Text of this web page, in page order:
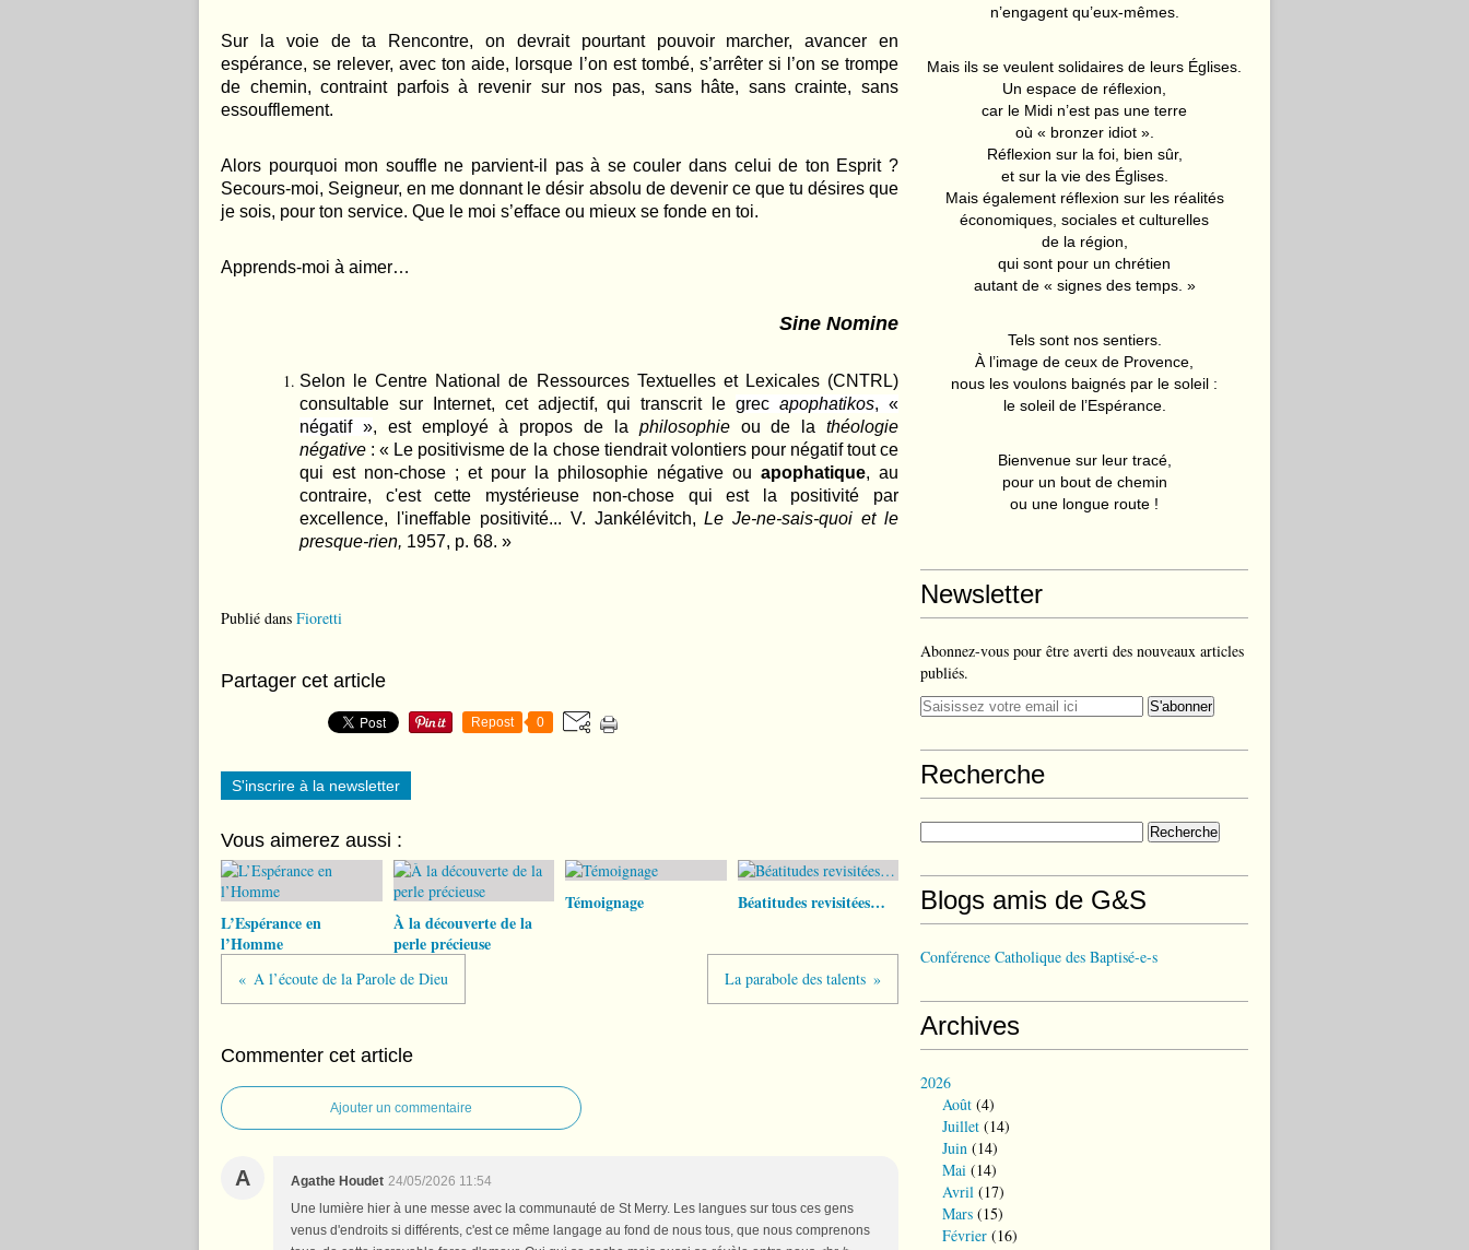
Sur la voie de ta Rencontre, on devrait pourtant pouvoir marcher, avancer en
espérance, se relever, avec ton aide, lorsque l’on est tombé, s’arrêter si l ’on se trompe
de chemin, contraint parfois à revenir sur nos pas, sans hâte, sans crainte, sans
essoufflement.
Alors pourquoi mon souffle ne parvient-il pas à se couler dans celui de ton Esprit ?
Secours-moi, Seigneur, en me donnant le désir absolu de devenir ce que tu désires que
je sois, pour ton service. Que le moi s’efface ou mieux se fonde en toi.
Apprends-moi à aimer…
Sine Nomine
Selon le Centre National de Ressources Textuelles et Lexicales (CNTRL)
consultable sur Internet, cet adjectif, qui transcrit legrecapophatikos, «
négatif », est employé à propos de la philosophieou de lathéologie
négative : « Le positivisme de la chose tiendrait volontiers pour négatif tout ce
qui est non-chose ; et pour la philosophie négative ou apophatique, au
contraire, c'est cette mystérieuse non-chose qui est la positivité par
excellence, l'ineffable positivité... V. Jankélévitch,Le Je-ne-sais-quoi et le
presque-rien, 1957, p. 68. »
Publié dans Fioretti
Partager cet article
Repost 0
S'inscrire à la newsletter
Vous aimerez aussi :
L’Espérance en
l’Homme
À la découverte de la
perle précieuse
Témoignage Béatitudes revisitées…
A l’écoute de la Parole de Dieu La parabole des talents
Commenter cet article
Ajouter un commentaire
A Agathe Houdet 24/05/2026 11:54
Une lumière hier à une messe avec la communauté de St Merry. Les langues sur tous ces gens
venus d'endroits si différents, c'est ce même langage au fond de nous tous, que nous comprenons
n’engagent qu’eux-mêmes.
Mais ils se veulent solidaires de leurs Églises.
Un espace de réflexion,
car le Midi n’est pas une terre
où « bronzer idiot ».
Réflexion sur la foi, bien sûr,
et sur la vie des Églises.
Mais également réflexion sur les réalités
économiques, sociales et culturelles
de la région,
qui sont pour un chrétien
autant de « signes des temps. »
Tels sont nos sentiers.
À l’image de ceux de Provence,
nous les voulons baignés par le soleil :
le soleil de l’Espérance.
Bienvenue sur leur tracé,
pour un bout de chemin
ou une longue route !
Newsletter
Abonnez-vous pour être averti des nouveaux articles
publiés.
Recherche
Blogs amis de G&S
Conférence Catholique des Baptisé-e-s
Archives
2026
Août (4)
Juillet (14)
Juin (14)
Mai (14)
Avril (17)
Mars (15)
Février (16)